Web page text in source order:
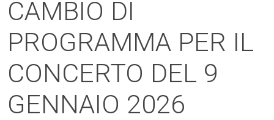
CAMBIO DI
PROGRAMMA PER IL
CONCERTO DEL 9
GENNAIO 2026